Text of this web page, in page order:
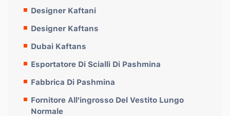
Designer Kaftani
Designer Kaftans
Dubai Kaftans
Esportatore Di Scialli Di Pashmina
Fabbrica Di Pashmina
Fornitore All'ingrosso Del Vestito Lungo
Normale